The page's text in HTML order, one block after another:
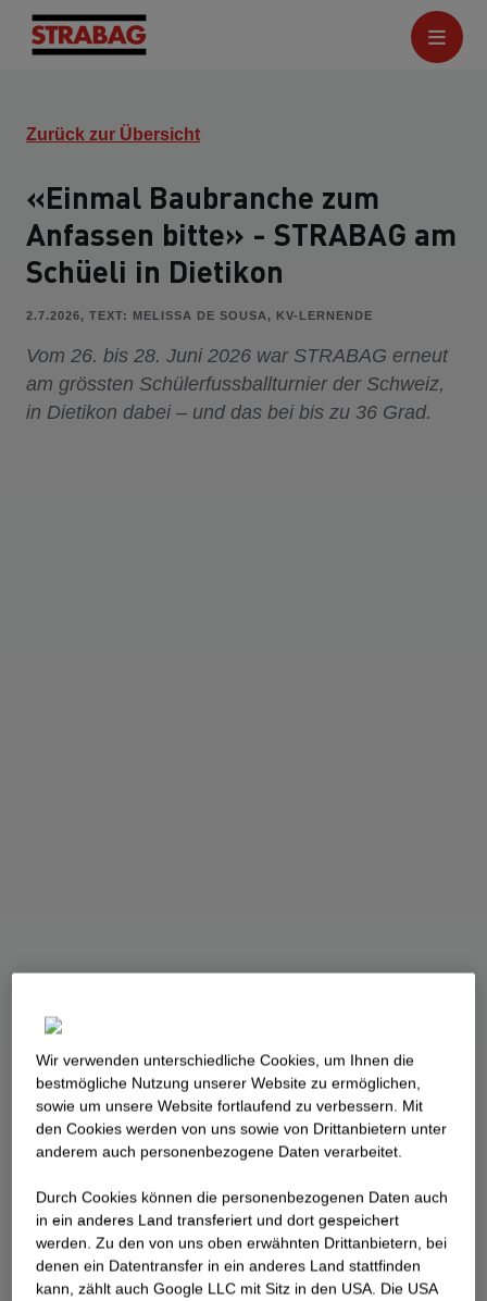
Zurück zur Übersicht
«Einmal Baubranche zum
Anfassen bitte» - STRABAG am
Schüeli in Dietikon
2.7.2026, TEXT: MELISSA DE SOUSA, KV-LERNENDE
Vom 26. bis 28. Juni 2026 war STRABAG erneut
am grössten Schülerfussballturnier der Schweiz,
in Dietikon dabei – und das bei bis zu 36 Grad.
Wir verwenden unterschiedliche Cookies, um Ihnen die
best­mögliche Nutzung unserer Website zu ermöglichen,
sowie um unsere Website fortlaufend zu verbessern. Mit
den Cookies werden von uns sowie von Drittanbietern unter
anderem auch personenbezogene Daten verarbeitet.
Durch Cookies können die personenbezogenen Daten auch
in ein anderes Land transferiert und dort gespeichert
werden. Zu den von uns oben erwähnten Drittanbietern, bei
denen ein Datentransfer in ein anderes Land stattfinden
kann, zählt auch Google LLC mit Sitz in den USA. Die USA